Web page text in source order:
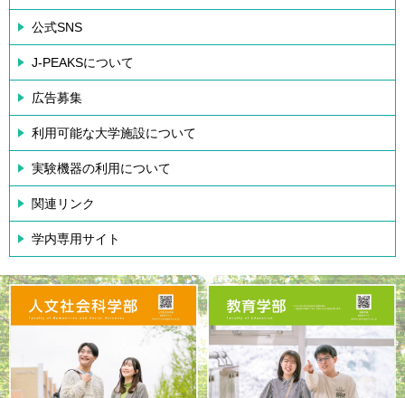
公式SNS
J-PEAKSについて
広告募集
利用可能な大学施設について
実験機器の利用について
関連リンク
学内専用サイト